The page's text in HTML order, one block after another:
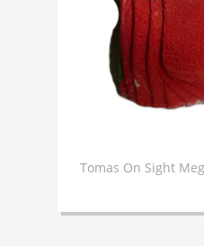
Tomas On Sight